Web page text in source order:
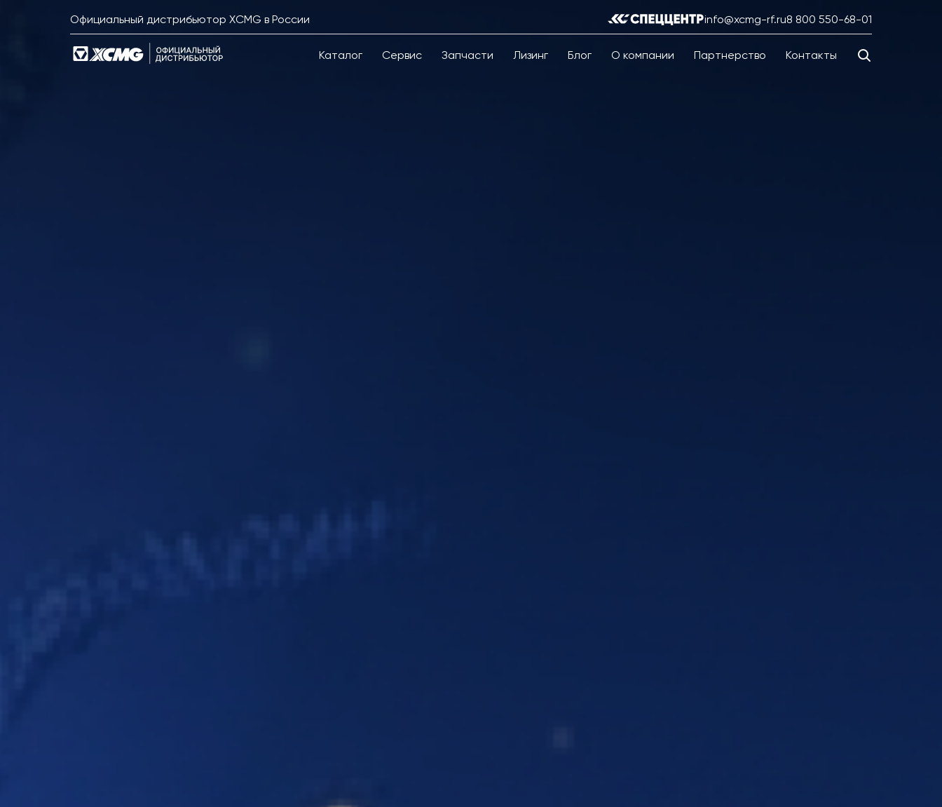
Официальный дистрибьютор XCMG в России info@xcmg-rf.ru8 800 550-68-01
Каталог Сервис Запчасти Лизинг Блог О компании Партнерство Контакты